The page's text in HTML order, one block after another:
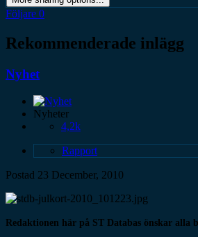
Följare 0
Rekommenderade inlägg
Nyhet
Nyheter
4,2k
Rapport
Postad 23 December, 2010
Redaktionen här på ST Databas önskar